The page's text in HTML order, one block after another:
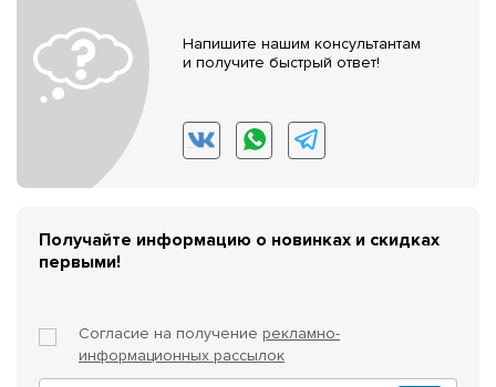
Напишите нашим консультантам
и получите быстрый ответ!
Получайте информацию о новинках и скидках
первыми!
Согласие на получение рекламно-
информационных рассылок